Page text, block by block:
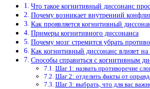
Что такое когнитивный диссонанс
Почему возникает внутренний
Как проявляется когнитивный
Примеры когнитивного диссонанса
Почему мозг стремится убрать
Как когнитивный диссонанс влияет
Способы справиться с когнитивным
Шаг 1: назвать противоречие
Шаг 2: отделить факты от
Шаг 3: выбрать, что для вас